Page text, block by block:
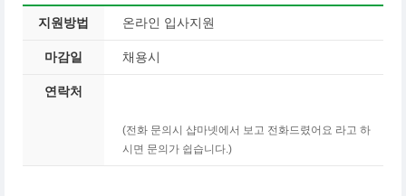
지원방법 온라인 입사지원
마감일 채용시
연락처
(전화 문의시 샵마넷에서 보고 전화드렸어요 라고 하
시면 문의가 쉽습니다.)